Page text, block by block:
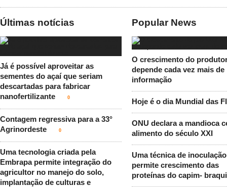
Últimas notícias
Já é possível aproveitar as
sementes do açaí que seriam
descartadas para fabricar
nanofertilizante
0
Contagem regressiva para a 33°
Agrinordeste
0
Uma tecnologia criada pela
Embrapa permite integração do
agricultor no manejo do solo,
implantação de culturas e
Popular News
O crescimento do
depende cada vez mais de
informação
Hoje é o dia Mundial das
ONU declara a mandioca
alimento do século XXI
Uma técnica de
permite crescimento das
proteínas do capim-